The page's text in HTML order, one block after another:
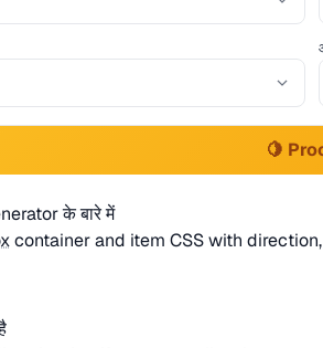
🍋
के बारे में
container and item CSS with